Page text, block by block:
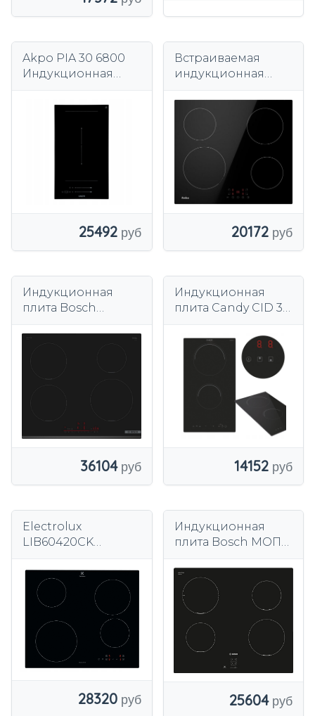
Akpo PIA 30 6800
Индукционная
25492
Встраиваемая
индукционная
Amica PI6501 с 4
конфорками,
черная
20172
Индукционная
плита Bosch
36104
Индукционная
плита Candy CID 30
14152
Electrolux
LIB60420CK
варочная панель
59 см, черное
стекло
28320
Индукционная
плита Bosch МОПС
PowerBoost 60 см
25604